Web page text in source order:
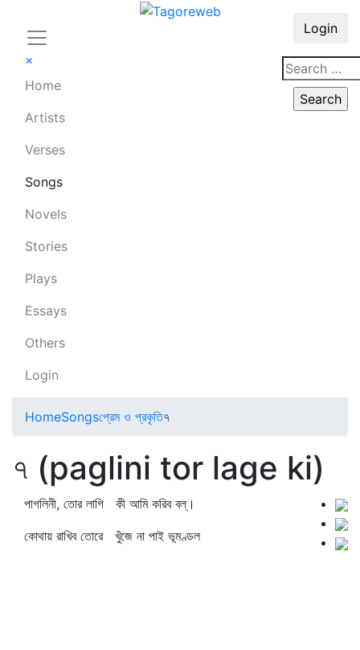
×
Home
Artists
Verses
Songs
Novels
Stories
Plays
Essays
Others
Login
Login
HomeSongsপ্রেম ও প্রকৃতি৭
৭ (paglini tor lage ki)
পাগলিনী, তোর লাগি কী আমি করিব বল্‌।
কোথায় রাখিব তোরে খুঁজে না পাই ভূমণ্ডল